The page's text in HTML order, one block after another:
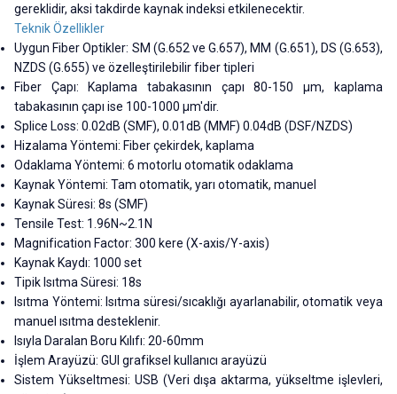
gereklidir, aksi takdirde kaynak indeksi etkilenecektir.
Teknik Özellikler
Uygun Fiber Optikler: SM (G.652 ve G.657), MM (G.651), DS (G.653),
NZDS (G.655) ve özelleştirilebilir fiber tipleri
Fiber Çapı: Kaplama tabakasının çapı 80-150 µm, kaplama
tabakasının çapı ise 100-1000 µm'dir.
Splice Loss: 0.02dB (SMF), 0.01dB (MMF) 0.04dB (DSF/NZDS)
Hizalama Yöntemi: Fiber çekirdek, kaplama
Odaklama Yöntemi: 6 motorlu otomatik odaklama
Kaynak Yöntemi: Tam otomatik, yarı otomatik, manuel
Kaynak Süresi: 8s (SMF)
Tensile Test: 1.96N~2.1N
Magnification Factor: 300 kere (X-axis/Y-axis)
Kaynak Kaydı: 1000 set
Tipik Isıtma Süresi: 18s
Isıtma Yöntemi: Isıtma süresi/sıcaklığı ayarlanabilir, otomatik veya
manuel ısıtma desteklenir.
Isıyla Daralan Boru Kılıfı: 20-60mm
İşlem Arayüzü: GUI grafiksel kullanıcı arayüzü
Sistem Yükseltmesi: USB (Veri dışa aktarma, yükseltme işlevleri,